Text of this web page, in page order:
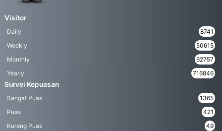
Visitor
Daily
8741
Weekly
50615
Monthly
62757
Yearly
716846
Survei Kepuasan
Sangat Puas
1365
Puas
421
Kurang Puas
49